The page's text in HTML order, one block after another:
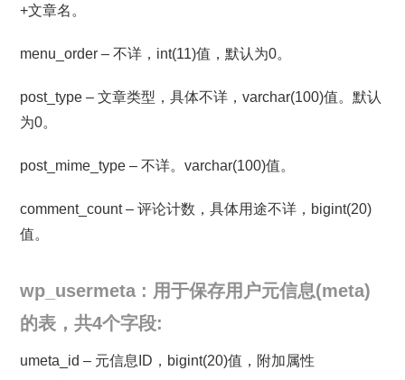
+文章名。
menu_order – 不详，int(11)值，默认为0。
post_type – 文章类型，具体不详，varchar(100)值。默认
为0。
post_mime_type – 不详。varchar(100)值。
comment_count – 评论计数，具体用途不详，bigint(20)
值。
wp_usermeta : 用于保存用户元信息(meta)
的表，共4个字段:
umeta_id – 元信息ID，bigint(20)值，附加属性